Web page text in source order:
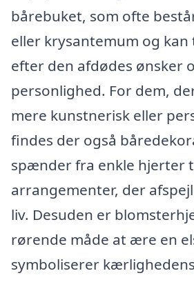
bårebuket, som ofte
eller krysantemum og kan
efter den afdødes ønsker
personlighed. For dem,
mere kunstnerisk eller
findes der også
spænder fra enkle hjerter
arrangementer, der
liv. Desuden er
rørende måde at ære en
symboliserer